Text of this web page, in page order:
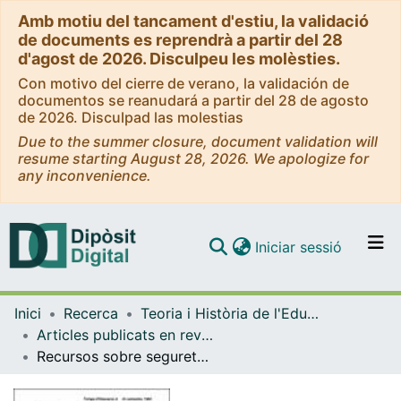
Amb motiu del tancament d'estiu, la validació
de documents es reprendrà a partir del 28
d'agost de 2026. Disculpeu les molèsties.
Con motivo del cierre de verano, la validación de
documentos se reanudará a partir del 28 de agosto
de 2026. Disculpad las molestias
Due to the summer closure, document validation will
resume starting August 28, 2026. We apologize for
any inconvenience.
Navega per tot el DD
Com publicar
Iniciar sessió (current)
Inici Recerca
Teoria i Història de l'Educació
Articles publicats en revistes (Teoria i Història de l'Educació)
Recursos sobre seguretat i prevenció d'accidents